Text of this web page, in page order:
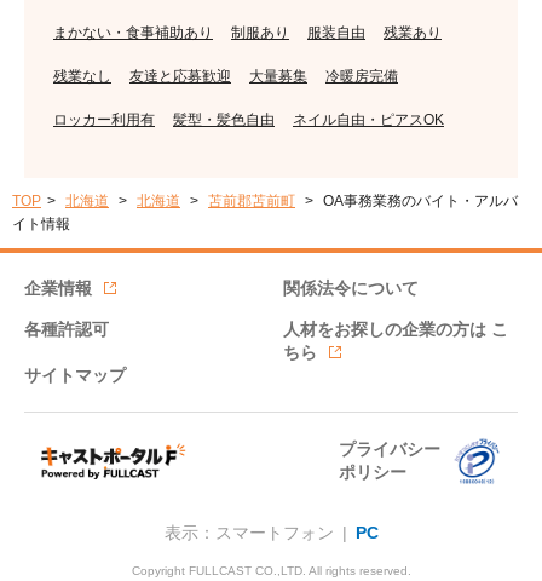
まかない・食事補助あり 制服あり 服装自由 残業あり
残業なし 友達と応募歓迎 大量募集 冷暖房完備
ロッカー利用有 髪型・髪色自由 ネイル自由・ピアスOK
TOP 北海道 北海道 苫前郡苫前町
OA事務業務のバイト・アルバ
イト情報
企業情報 関係法令について
各種許認可 人材をお探しの企業の方は こ
ちら
サイトマップ
プライバシー
ポリシー
表示：スマートフォン | PC
Copyright FULLCAST CO.,LTD. All rights reserved.